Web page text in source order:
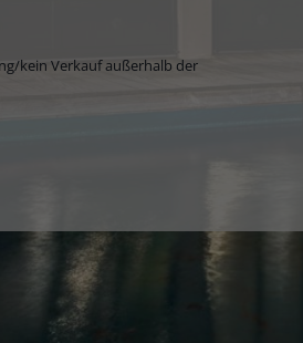
kein Verkauf außerhalb der